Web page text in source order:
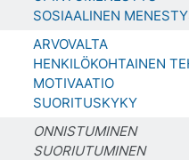
SOSIAALINEN
ARVOVALTA
HENKILÖKOHTAINEN
MOTIVAATIO
SUORITUSKYKY
ONNISTUMINEN
SUORIUTUMINEN